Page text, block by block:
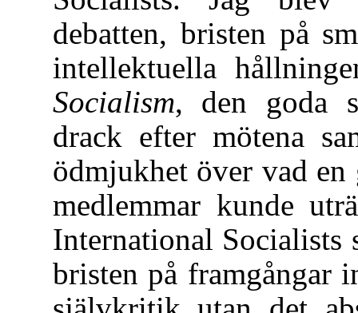
debatten, bristen på
intellektuella
Socialism, den goda
drack efter mötena
ödmjukhet över vad en
medlemmar kunde
International Socialists
bristen på framgångar